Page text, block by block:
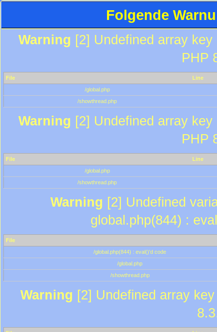
Folgende
Warning [2] Undefined array
PHP
File
Line
/global.php
/showthread.php
Warning [2] Undefined array
PHP
File
Line
/global.php
/showthread.php
Warning [2] Undefined
global.php(844) :
File
/global.php(844) : eval()'d code
/global.php
/showthread.php
Warning [2] Undefined array